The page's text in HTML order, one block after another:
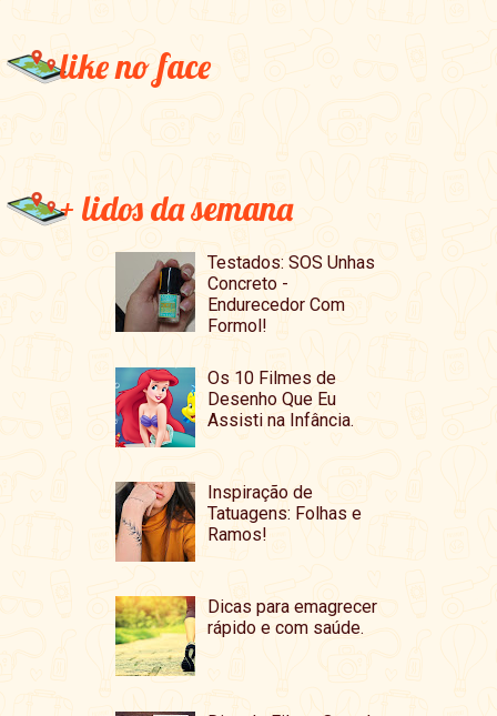
like no face
+ lidos da semana
Testados: SOS Unhas
Concreto -
Endurecedor Com
Formol!
Os 10 Filmes de
Desenho Que Eu
Assisti na Infância.
Inspiração de
Tatuagens: Folhas e
Ramos!
Dicas para emagrecer
rápido e com saúde.